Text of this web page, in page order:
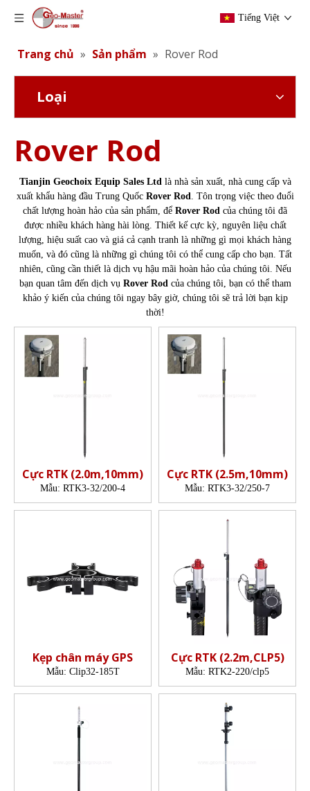
Tiếng Việt
Trang chủ » Sản phẩm » Rover Rod
Loại
Rover Rod
Tianjin Geochoix Equip Sales Ltdlà nhà sản xuất, nhà cung cấp và
xuất khẩu hàng đầu Trung Quốc Rover Rod. Tôn trọng việc theo đuổi
chất lượng hoàn hảo của sản phẩm, để Rover Rod của chúng tôi đã
được nhiều khách hàng hài lòng. Thiết kế cực kỳ, nguyên liệu chất
lượng, hiệu suất cao và giá cả cạnh tranh là những gì mọi khách hàng
muốn, và đó cũng là những gì chúng tôi có thể cung cấp cho bạn. Tất
nhiên, cũng cần thiết là dịch vụ hậu mãi hoàn hảo của chúng tôi. Nếu
bạn quan tâm đến dịch vụ Rover Rodcủa chúng tôi, bạn có thể tham
khảo ý kiến ​​của chúng tôi ngay bây giờ, chúng tôi sẽ trả lời bạn kịp
thời!
Cực RTK (2.0m,10mm)
Mẫu: RTK3-32/200-4
Cực RTK (2.5m,10mm)
Mẫu: RTK3-32/250-7
Kẹp chân máy GPS
Mẫu: Clip32-185T
Cực RTK (2.2m,CLP5)
Mẫu: RTK2-220/clp5